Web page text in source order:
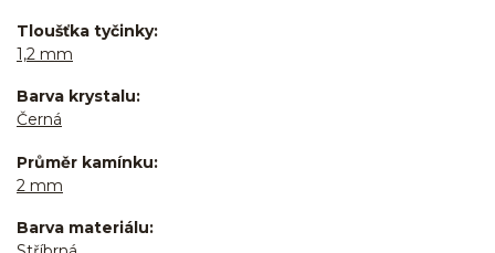
Tloušťka tyčinky
1,2 mm
Barva krystalu
Černá
Průměr kamínku
2 mm
Barva materiálu